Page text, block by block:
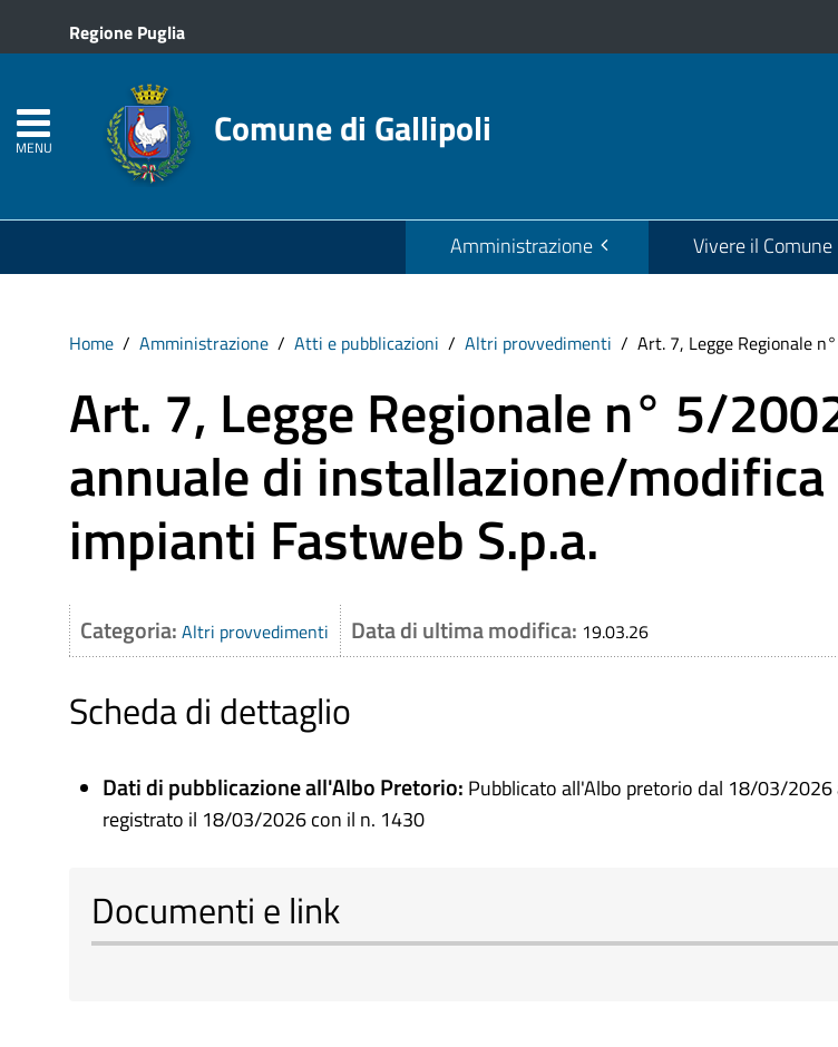
Regione Puglia
MENU Comune di Gallipoli
Amministrazione Vivere il Comune
Home Amministrazione Atti e pubblicazioni Altri provvedimenti Art. 7, Legge Regionale
Art. 7, Legge Regionale n° 5/
annuale di installazione/modifica
impianti Fastweb S.p.a.
Categoria: Altri provvedimenti Data di ultima modifica: 19.03.26
Scheda di dettaglio
Dati di pubblicazione all'Albo Pretorio: Pubblicato all'Albo pretorio dal 18/03/
registrato il 18/03/2026 con il n. 1430
Documenti e link